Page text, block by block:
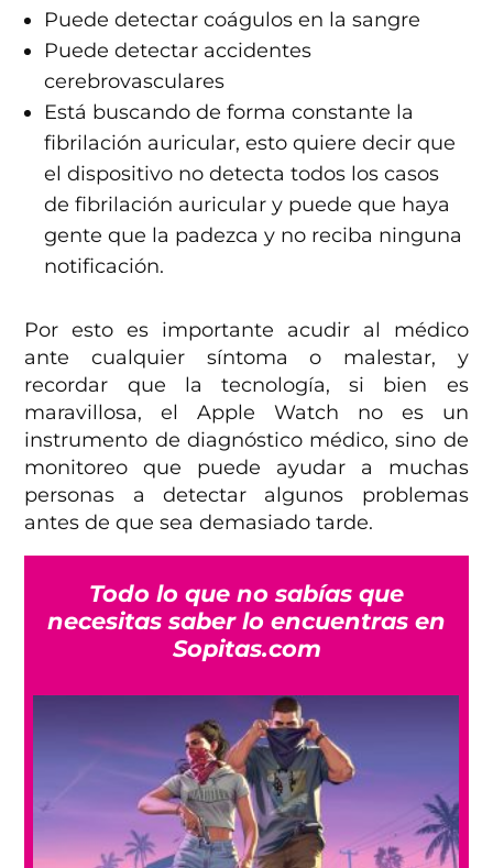
Puede detectar coágulos en la sangre
Puede detectar accidentes
cerebrovasculares
Está buscando de forma constante la
fibrilación auricular, esto quiere decir que
el dispositivo no detecta todos los casos
de fibrilación auricular y puede que haya
gente que la padezca y no reciba ninguna
notificación.
Por esto es importante acudir al médico
ante cualquier síntoma o malestar, y
recordar que la tecnología, si bien es
maravillosa, el Apple Watch no es un
instrumento de diagnóstico médico, sino de
monitoreo que puede ayudar a muchas
personas a detectar algunos problemas
antes de que sea demasiado tarde.
Todo lo que no sabías que
necesitas saber lo encuentras en
Sopitas.com